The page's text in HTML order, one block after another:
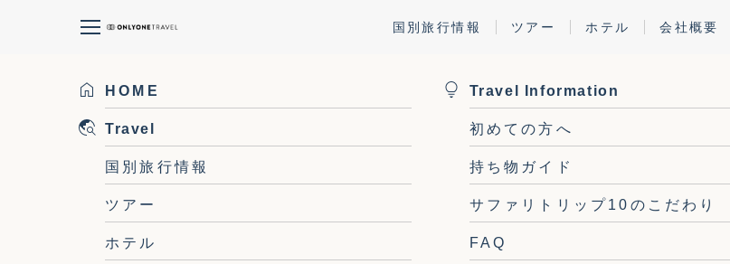
国別旅行情報 ツアー ホテル 会社概要
ガラパゴス2島ツアー：7日間アイランド・ホッピング・アドベンチャー
Yumie2025-05-
HOME
Travel
国別旅行情報
ツアー
ホテル
Travel Information
初めての方へ
持ち物ガイド
サファリトリップ10のこだわり
FAQ